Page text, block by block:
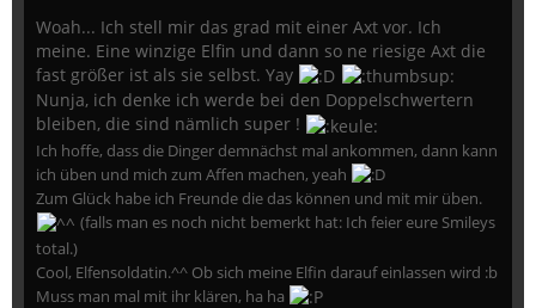
Woah... Ich stell mir das grad mit einer Axt vor. Ich
meine. Eine winzige Elfin und dann so ne riesige Axt die
fast größer ist als sie selbst. Yay
Nunja, ich denke ich werde bei den Doppelschwertern
bleiben, die sind nämlich super !
Ich hoffe, dass die Dinger demnächst mal ankommen, dann kann
ich üben und mich zum Affen machen, yeah
Zum Glück habe ich Freunde die das können und mit mir üben.
(falls man es noch nicht bemerkt hat: Ich feier eure Smileys
total.)
Cool, Elfensoldatin.^^ Ob sich meine Elfin darauf einlassen wird :b
Muss man mal mit ihr klären, ha ha